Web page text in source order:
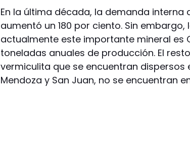
En la última década, la demanda
aumentó un 180 por ciento. Sin
actualmente este importante mineral es
toneladas anuales de producción. El
vermiculita que se encuentran dispersos
Mendoza y San Juan, no se encuentran